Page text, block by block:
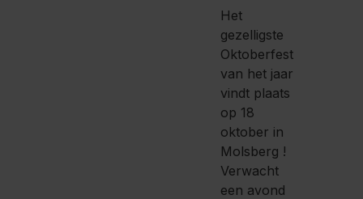
Het
gezelligste
Oktoberfest
van het jaar
vindt plaats
op 18
oktober in
Molsberg !
Verwacht
een avond